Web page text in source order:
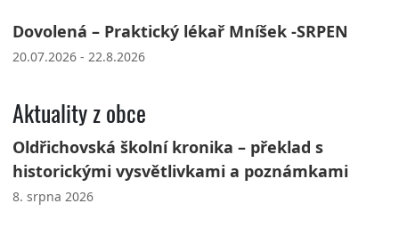
Dovolená – Praktický lékař Mníšek -SRPEN
20.07.2026 - 22.8.2026
Aktuality z obce
Oldřichovská školní kronika – překlad s
historickými vysvětlivkami a poznámkami
8. srpna 2026